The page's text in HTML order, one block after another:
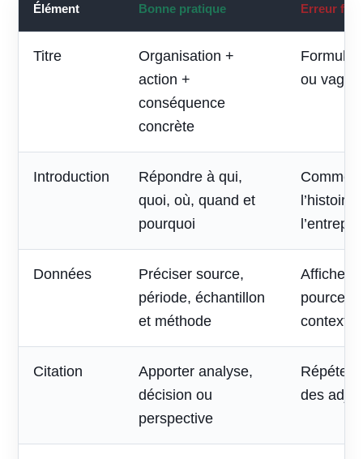
Élément Bonne pratique Erreur
Titre
Organisation +
action +
conséquence
concrète
Formule
ou vague
Introduction
Répondre à qui,
quoi, où, quand et
pourquoi
Données
Préciser source,
période, échantillon
et méthode
Afficher
contexte
Citation
Apporter analyse,
décision ou
perspective
Répéter
des